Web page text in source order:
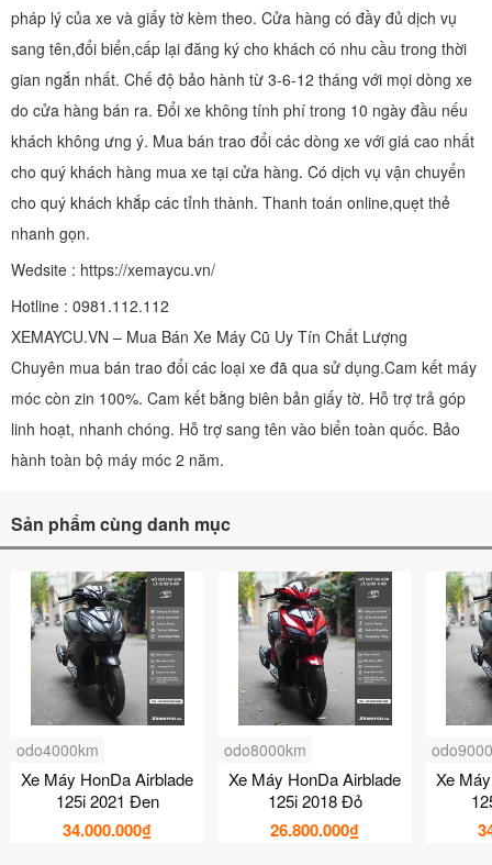
pháp lý của xe và giấy tờ kèm theo. Cửa hàng có đầy đủ dịch vụ
sang tên,đổi biển,cấp lại đăng ký cho khách có nhu cầu trong thời
gian ngắn nhất. Chế độ bảo hành từ 3-6-12 tháng với mọi dòng xe
do cửa hàng bán ra. Đổi xe không tính phí trong 10 ngày đầu nếu
khách không ưng ý. Mua bán trao đổi các dòng xe với giá cao nhất
cho quý khách hàng mua xe tại cửa hàng. Có dịch vụ vận chuyển
cho quý khách khắp các tỉnh thành. Thanh toán online,quẹt thẻ
nhanh gọn.
Wedsite : https://xemaycu.vn/
Hotline : 0981.112.112
XEMAYCU.VN – Mua Bán Xe Máy Cũ Uy Tín Chất Lượng
Chuyên mua bán trao đổi các loại xe đã qua sử dụng.Cam kết máy
móc còn zin 100%. Cam kết bằng biên bản giấy tờ. Hỗ trợ trả góp
linh hoạt, nhanh chóng. Hỗ trợ sang tên vào biển toàn quốc. Bảo
hành toàn bộ máy móc 2 năm.
Sản phẩm cùng danh mục
odo4000km
Xe Máy HonDa Airblade
125i 2021 Đen
34.000.000₫
odo8000km
Xe Máy HonDa Airblade
125i 2018 Đỏ
26.800.000₫
Xe